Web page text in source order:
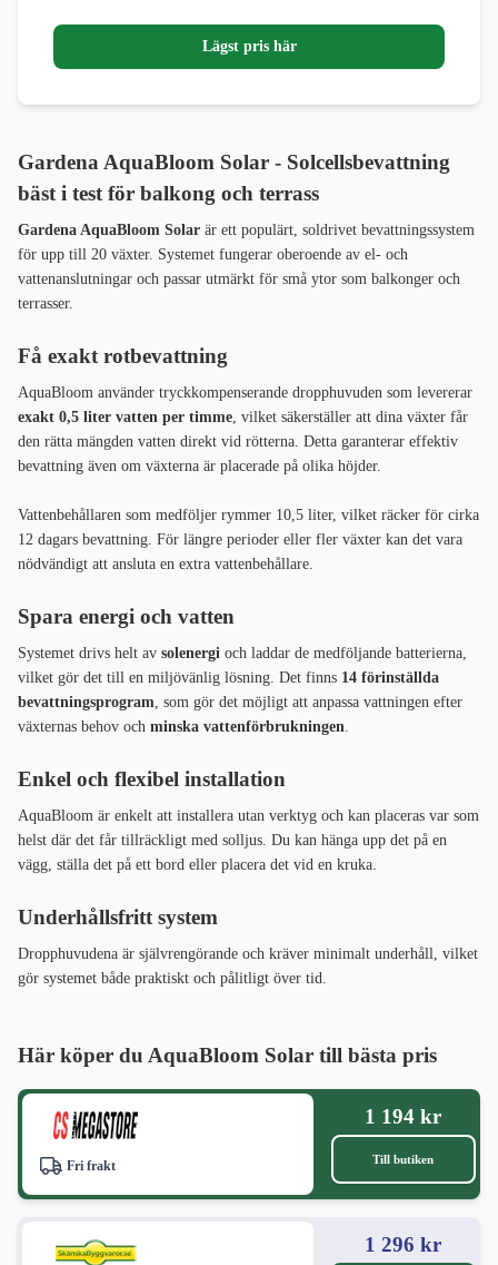
Lägst pris här
Gardena AquaBloom Solar - Solcellsbevattning
bäst i test för balkong och terrass
Gardena AquaBloom Solar är ett populärt, soldrivet bevattningssystem
för upp till 20 växter. Systemet fungerar oberoende av el- och
vattenanslutningar och passar utmärkt för små ytor som balkonger och
terrasser.
Få exakt rotbevattning
AquaBloom använder tryckkompenserande dropphuvuden som levererar
exakt 0,5 liter vatten per timme , vilket säkerställer att dina växter får
den rätta mängden vatten direkt vid rötterna. Detta garanterar effektiv
bevattning även om växterna är placerade på olika höjder.
Vattenbehållaren som medföljer rymmer 10,5 liter, vilket räcker för cirka
12 dagars bevattning. För längre perioder eller fler växter kan det vara
nödvändigt att ansluta en extra vattenbehållare.
Spara energi och vatten
Systemet drivs helt av solenergi och laddar de medföljande batterierna,
vilket gör det till en miljövänlig lösning. Det finns 14 förinställda
bevattningsprogram , som gör det möjligt att anpassa vattningen efter
växternas behov och minska vattenförbrukningen
Enkel och flexibel installation
AquaBloom är enkelt att installera utan verktyg och kan placeras var som
helst där det får tillräckligt med solljus. Du kan hänga upp det på en
vägg, ställa det på ett bord eller placera det vid en kruka.
Underhållsfritt system
Dropphuvudena är självrengörande och kräver minimalt underhåll, vilket
gör systemet både praktiskt och pålitligt över tid.
Här köper du AquaBloom Solar till bästa pris
Fri frakt
1 194 kr
Till butiken
1 296 kr